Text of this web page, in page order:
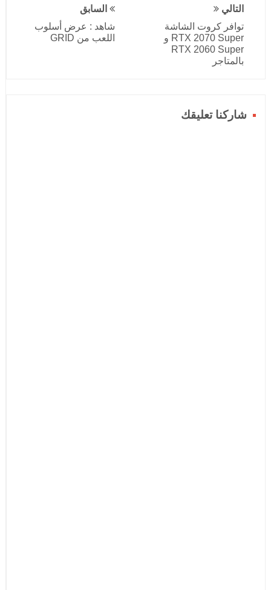
التالي
توافر كروت الشاشة
RTX 2070 Super و
RTX 2060 Super
بالمتاجر
السابق
شاهد : عرض أسلوب
اللعب من GRID
شاركنا تعليقك